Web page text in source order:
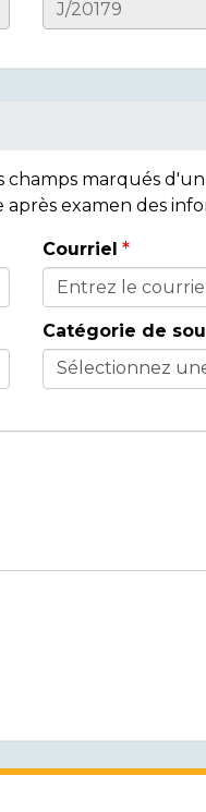
champs marqués d'un
examen des
Courriel
Catégorie de